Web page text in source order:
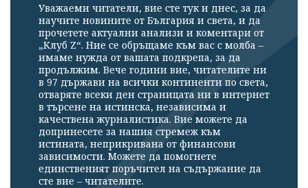
Уважаеми читатели, вие сте тук и днес, за да
научите новините от България и света, и да
прочетете актуални анализи и коментари от
„Клуб Z“. Ние се обръщаме към вас с молба –
имаме нужда от вашата подкрепа, за да
продължим. Вече години вие, читателите ни
в 97 държави на всички континенти по света,
отваряте всеки ден страницата ни в интернет
в търсене на истинска, независима и
качествена журналистика. Вие можете да
допринесете за нашия стремеж към
истината, неприкривана от финансови
зависимости. Можете да помогнете
единственият поръчител на съдържание да
сте вие – читателите.